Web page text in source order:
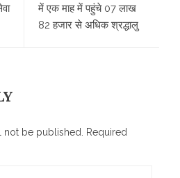
में एक माह में पहुंचे 07 लाख
82 हजार से अधिक श्रद्धालु
be published.
Required